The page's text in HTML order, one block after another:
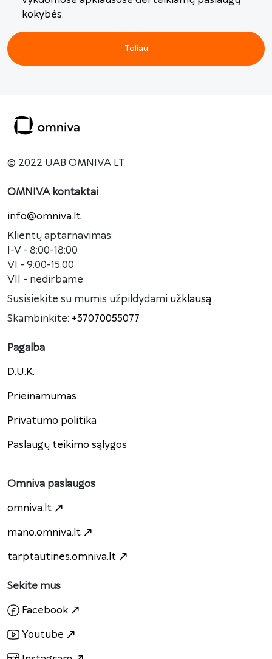
kokybės.
Toliau
© 2022 UAB OMNIVA LT
OMNIVA kontaktai
info@omniva.lt
Klientų aptarnavimas:
I-V - 8:00-18:00
VI - 9:00-15:00
VII - nedirbame
Susisiekite su mumis užpildydami užklausą
Skambinkite: +37070055077
Pagalba
D.U.K.
Prieinamumas
Privatumo politika
Paslaugų teikimo sąlygos
Omniva paslaugos
omniva.lt
mano.omniva.lt
tarptautines.omniva.lt
Sekite mus
Facebook
Youtube